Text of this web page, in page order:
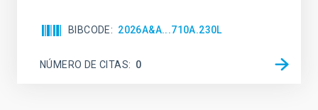
BIBCODE 2026A&A...710A.230L
NÚMERO DE CITAS 0